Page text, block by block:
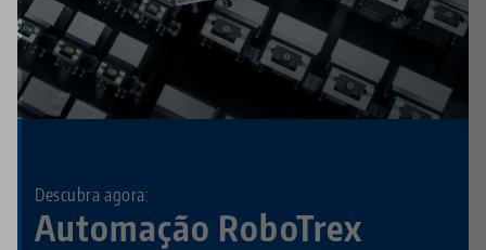
Automação RoboTrex
Descubra agora: